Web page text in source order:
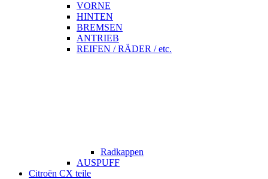
VORNE
HINTEN
BREMSEN
ANTRIEB
REIFEN / RÄDER / etc.
Radkappen
AUSPUFF
Citroën CX teile